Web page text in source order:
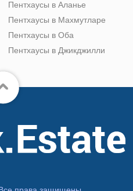
Пентхаусы в Аланье
Пентхаусы в Махмутларе
Пентхаусы в Оба
Пентхаусы в Джикджилли